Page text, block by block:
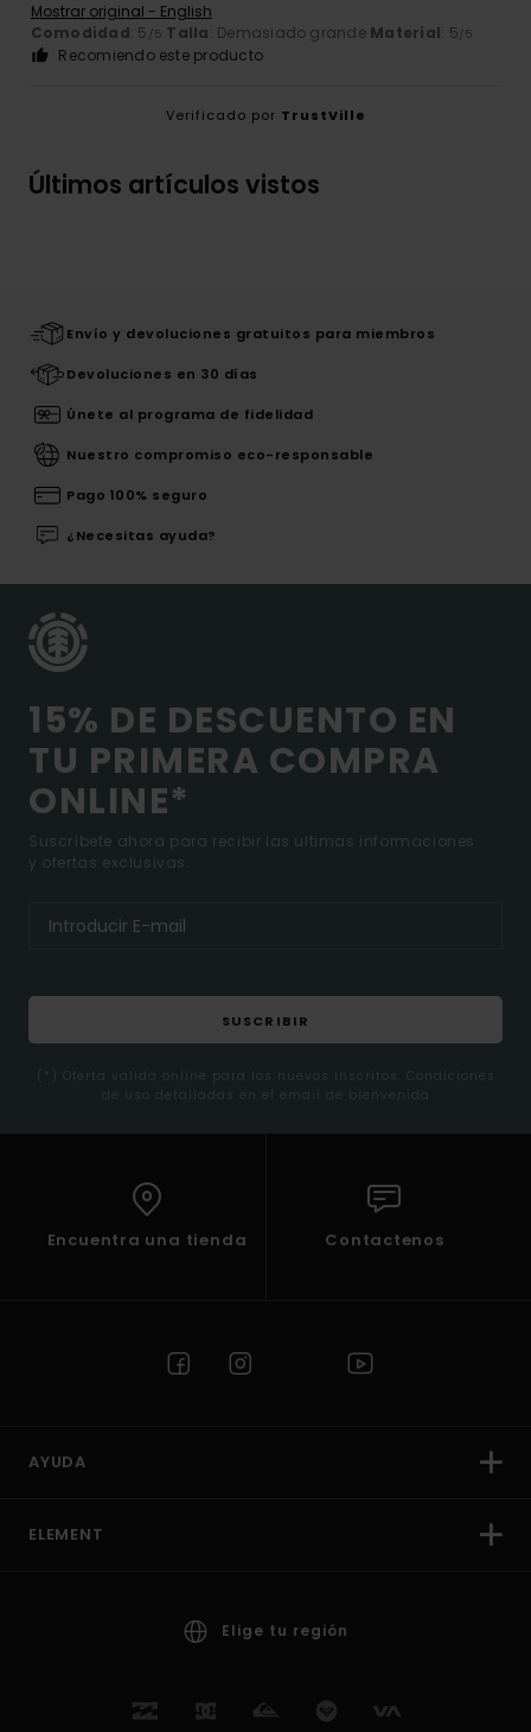
Mostrar original - English
Comodidad: 5 /5 Talla: Demasiado grande Material: 5/5
Recomiendo este producto
Verificado por TrustVille
Últimos artículos vistos
Envío y devoluciones gratuitos para miembros
Devoluciones en 30 días
Únete al programa de fidelidad
Nuestro compromiso eco-responsable
Pago 100% seguro
¿Necesitas ayuda?
15% DE DESCUENTO EN
TU PRIMERA COMPRA
ONLINE*
Suscríbete ahora para recibir las ultimas informaciones
y ofertas exclusivas.
SUSCRIBIR
(*) Oferta valida online para los nuevos inscritos. Condiciones
de uso detalladas en el email de bienvenida
Encuentra una tienda Contactenos
AYUDA
ELEMENT
Elige tu región